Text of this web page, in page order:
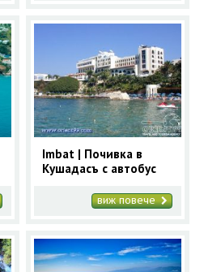
Imbat | Почивка в
Кушадасъ с автобус
виж повече